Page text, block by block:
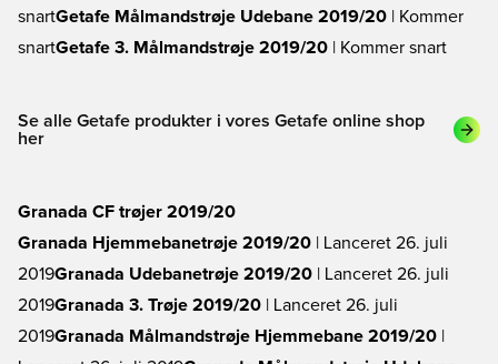
snartGetafe Målmandstrøje Udebane 2019/20 | Kommer
snartGetafe 3. Målmandstrøje 2019/20 | Kommer snart
Se alle Getafe produkter i vores Getafe online shop
her
Granada CF trøjer 2019/20
Granada Hjemmebanetrøje 2019/20 | Lanceret 26. juli
2019Granada Udebanetrøje 2019/20 | Lanceret 26. juli
2019Granada 3. Trøje 2019/20 | Lanceret 26. juli
2019Granada Målmandstrøje Hjemmebane 2019/20